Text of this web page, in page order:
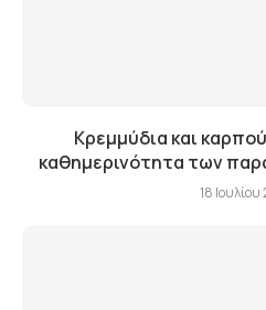
Κρεμμύδια και
καθημερινότητα των
18